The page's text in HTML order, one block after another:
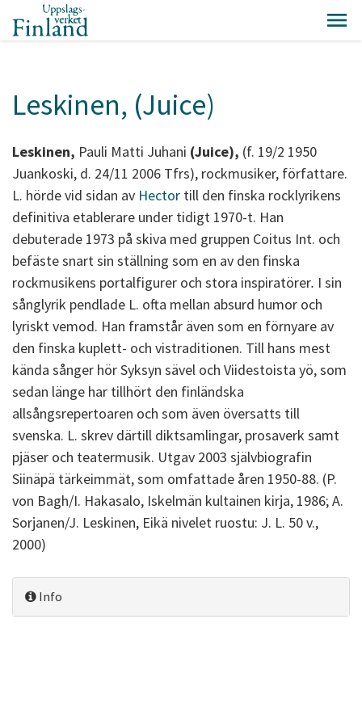
Leskinen, (Juice)
Leskinen, Pauli Matti Juhani (Juice), (f. 19/2 1950
Juankoski, d. 24/11 2006 Tfrs), rockmusiker, författare.
L. hörde vid sidan av Hector till den finska rocklyrikens
definitiva etablerare under tidigt 1970-t. Han
debuterade 1973 på skiva med gruppen Coitus Int. och
befäste snart sin ställning som en av den finska
rockmusikens portalfigurer och stora inspiratörer. I sin
sånglyrik pendlade L. ofta mellan absurd humor och
lyriskt vemod. Han framstår även som en förnyare av
den finska kuplett- och vistraditionen. Till hans mest
kända sånger hör Syksyn sävel och Viidestoista yö, som
sedan länge har tillhört den finländska
allsångsrepertoaren och som även översatts till
svenska. L. skrev därtill diktsamlingar, prosaverk samt
pjäser och teatermusik. Utgav 2003 självbiografin
Siinäpä tärkeimmät, som omfattade åren 1950-88. (P.
von Bagh/I. Hakasalo, Iskelmän kultainen kirja, 1986; A.
Sorjanen/J. Leskinen, Eikä nivelet ruostu: J. L. 50 v.,
2000)
Info